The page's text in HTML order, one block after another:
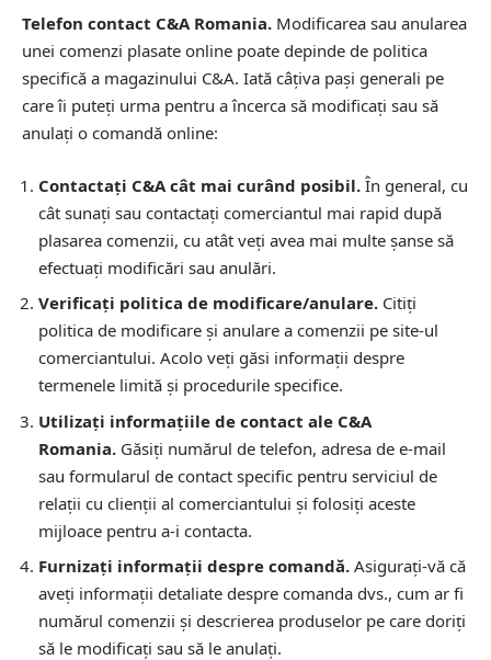
Telefon contact C&A Romania. Modificarea sau anularea
unei comenzi plasate online poate depinde de politica
specifică a magazinului C&A. Iată câțiva pași generali pe
care îi puteți urma pentru a încerca să modificați sau să
anulați o comandă online:
Contactați C&A cât mai curând posibil. În general, cu
cât sunați sau contactați comerciantul mai rapid după
plasarea comenzii, cu atât veți avea mai multe șanse să
efectuați modificări sau anulări.
Verificați politica de modificare/anulare. Citiți
politica de modificare și anulare a comenzii pe site-ul
comerciantului. Acolo veți găsi informații despre
termenele limită și procedurile specifice.
Utilizați informațiile de contact ale C&A
Romania. Găsiți numărul de telefon, adresa de e-mail
sau formularul de contact specific pentru serviciul de
relații cu clienții al comerciantului și folosiți aceste
mijloace pentru a-i contacta.
Furnizați informații despre comandă. Asigurați-vă că
aveți informații detaliate despre comanda dvs., cum ar fi
numărul comenzii și descrierea produselor pe care doriți
să le modificați sau să le anulați.